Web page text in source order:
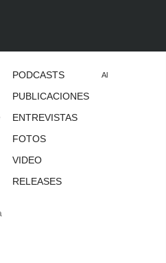
PODCASTS
PUBLICACIONES
ENTREVISTAS
FOTOS
VIDEO
RELEASES
Al